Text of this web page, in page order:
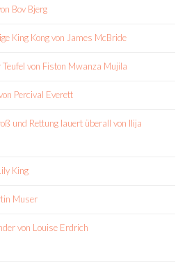
Bov Bjerg
King Kong von James McBride
von Fiston Mwanza Mujila
Percival Everett
und Rettung lauert überall von Ilija
King
Muser
von Louise Erdrich